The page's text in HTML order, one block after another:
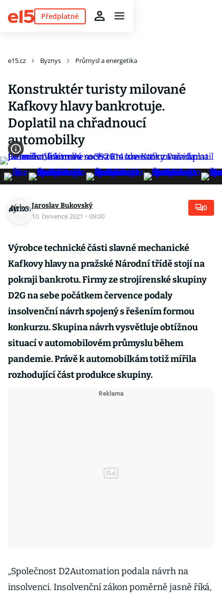
Předplatné
e15.cz Byznys Průmysl a energetika
Konstruktér turisty milované
Kafkovy hlavy bankrotuje.
Doplatil na chřadnoucí
automobilky
Jaroslav Bukovský
10. července 2021 · 09:00
0
Výrobce technické části slavné mechanické
Kafkovy hlavy na pražské Národní třídě stojí na
pokraji bankrotu. Firmy ze strojírenské skupiny
D2G na sebe počátkem července podaly
insolvenční návrh spojený s řešením formou
konkurzu. Skupina návrh vysvětluje obtížnou
situací v automobilovém průmyslu během
pandemie. Právě k automobilkám totiž mířila
rozhodující část produkce skupiny.
„Společnost D2Automation podala návrh na
insolvenci. Insolvenční zákon poměrně jasně říká,